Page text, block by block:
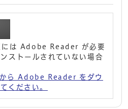
には Adobe Reader が必要
ストールされていない場合
ら Adobe Reader をダウ
ください。